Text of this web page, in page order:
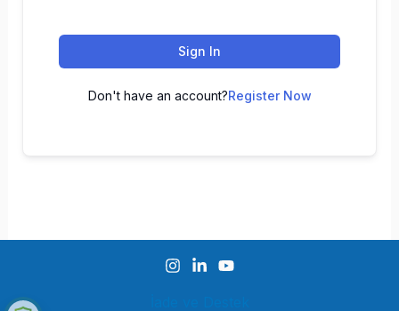
Sign In
Don't have an account?Register Now